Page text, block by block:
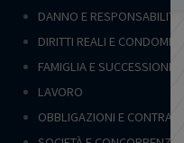
DANNO E RESPONSABILITÀ
DIRITTI REALI E CONDOMINIO
FAMIGLIA E SUCCESSIONI
LAVORO
OBBLIGAZIONI E CONTRATTI